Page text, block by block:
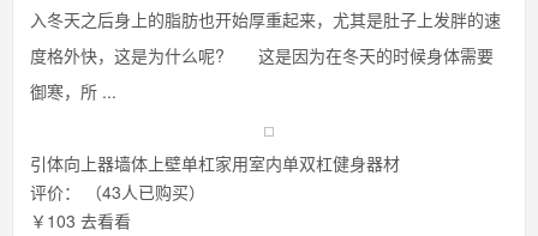
入冬天之后身上的脂肪也开始厚重起来，尤其是肚子上发胖的速
度格外快，这是为什么呢? 这是因为在冬天的时候身体需要
御寒，所 ...
引体向上器墙体上壁单杠家用室内单双杠健身器材
评价：
（43人已购买）
￥103 去看看